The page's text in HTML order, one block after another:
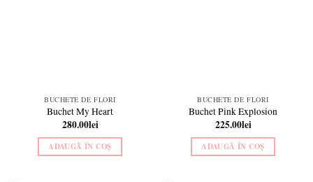
BUCHETE DE FLORI
Buchet My Heart
280.00lei
ADAUGĂ ÎN COȘ
BUCHETE DE FLORI
Buchet Pink Explosion
225.00lei
ADAUGĂ ÎN COȘ